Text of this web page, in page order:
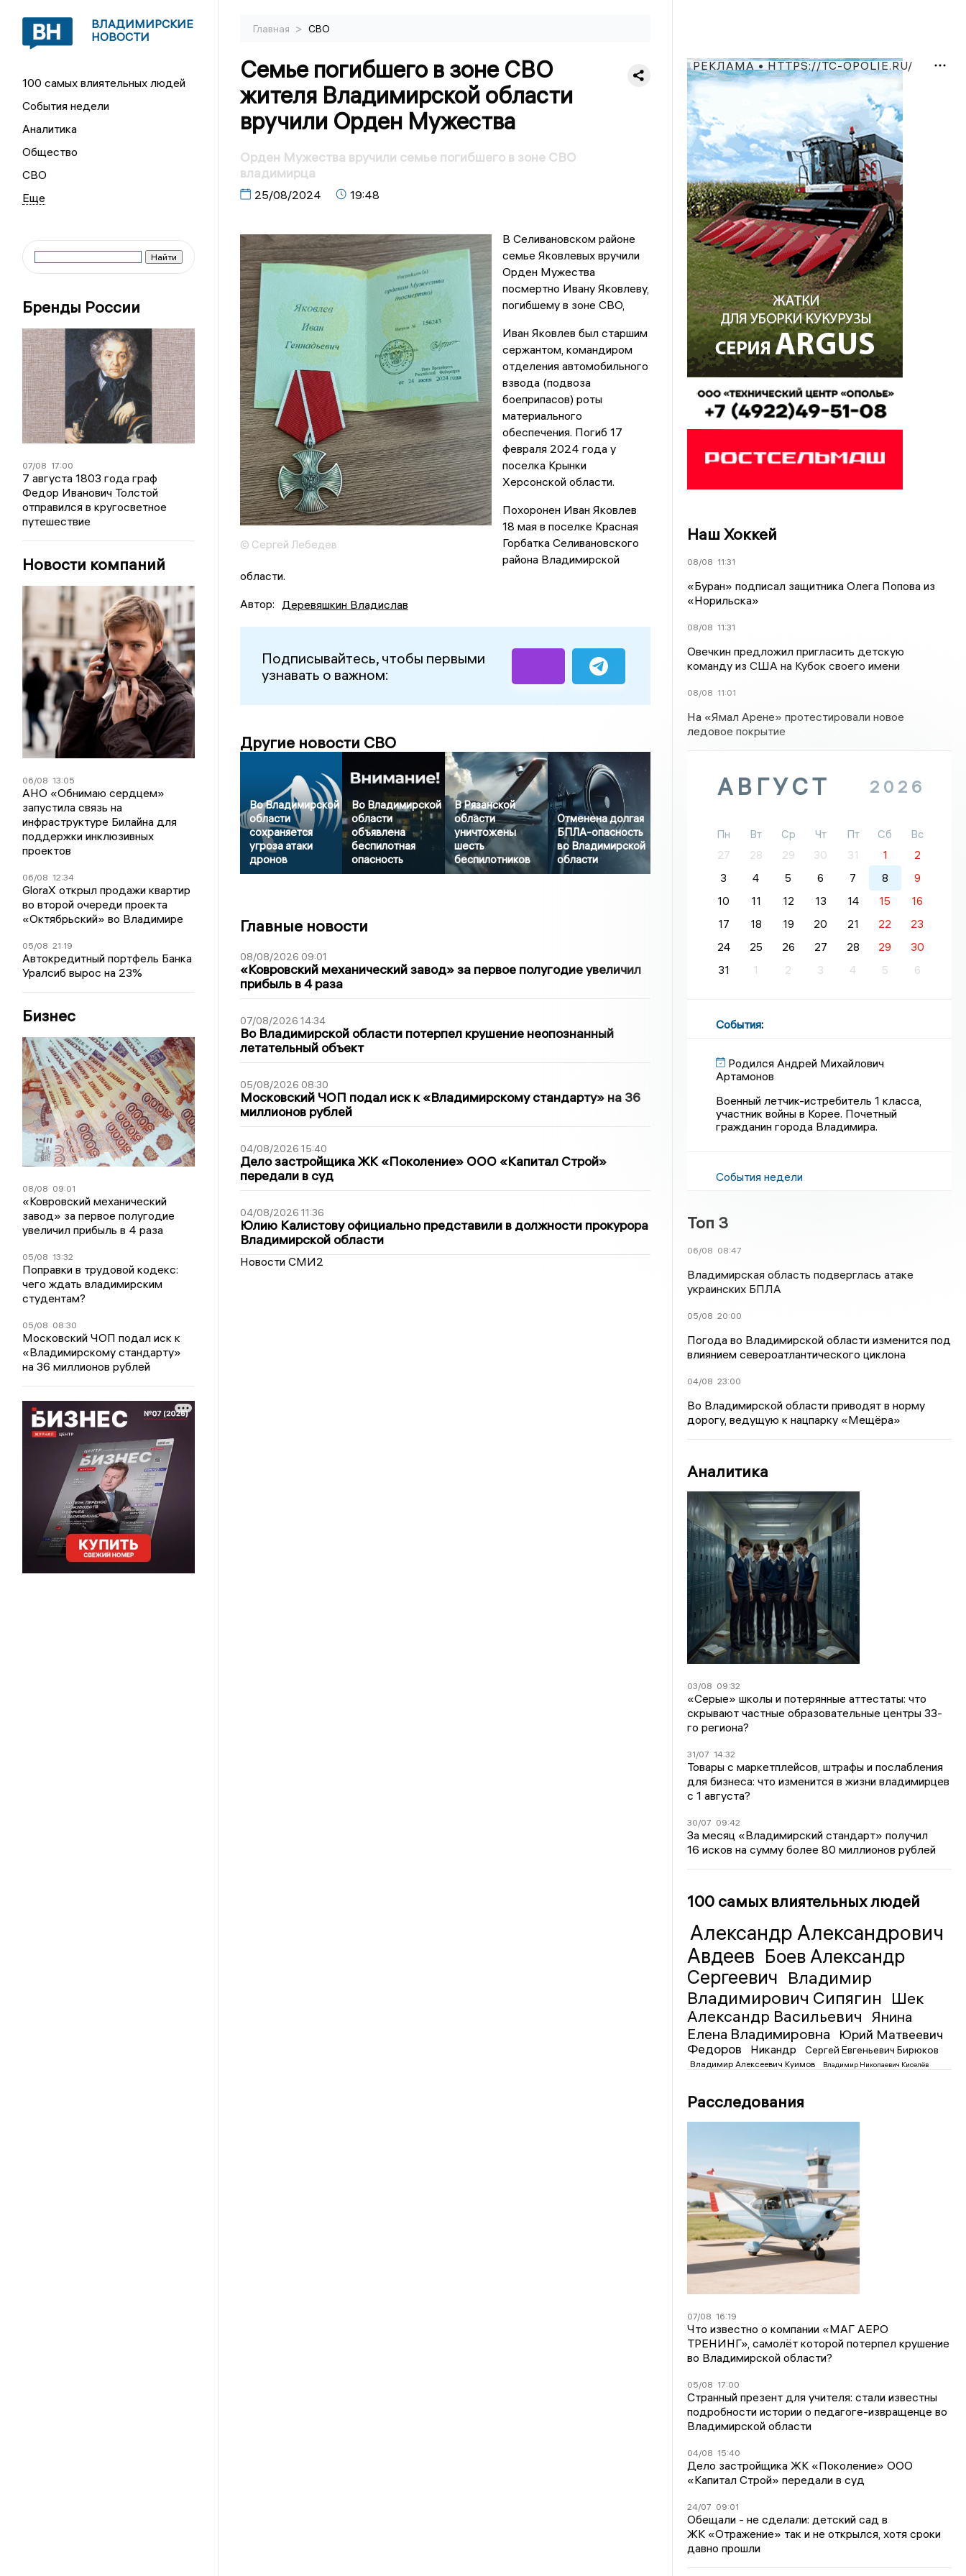
ВЛАДИМИРСКИЕ
НОВОСТИ
100 самых влиятельных людей
События недели
Аналитика
Общество
СВО
Бренды России
07/08 17:00
7 августа 1803 года граф
Федор Иванович Толстой
отправился в кругосветное
путешествие
Новости компаний
06/08 13:05
АНО «Обнимаю сердцем»
запустила связь на
инфраструктуре Билайна для
поддержки инклюзивных
проектов
06/08 12:34
GloraX открыл продажи квартир
во второй очереди проекта
«Октябрьский» во Владимире
05/08 21:19
Автокредитный портфель Банка
Уралсиб вырос на 23%
Бизнес
08/08 09:01
«Ковровский механический
завод» за первое полугодие
увеличил прибыль в 4 раза
05/08 13:32
Поправки в трудовой кодекс:
чего ждать владимирским
студентам?
05/08 08:30
Московский ЧОП подал иск к
«Владимирскому стандарту»
на 36 миллионов рублей
Главная > СВО
Семье погибшего в зоне СВО
жителя Владимирской области
вручили Орден Мужества
Орден Мужества вручили семье погибшего в зоне СВО
владимирца
25/08/2024 19:48
© Сергей Лебедев
В Селивановском районе
семье Яковлевых вручили
Орден Мужества
посмертно Ивану Яковлеву,
погибшему в зоне СВО,
Иван Яковлев был старшим
сержантом, командиром
отделения автомобильного
взвода (подвоза
боеприпасов) роты
материального
обеспечения. Погиб 17
февраля 2024 года у
поселка Крынки
Херсонской области.
Похоронен Иван Яковлев
18 мая в поселке Красная
Горбатка Селивановского
района Владимирской
области.
Автор: Деревяшкин Владислав
Подписывайтесь, чтобы первыми
узнавать о важном:
Другие новости СВО
Во Владимирской
области
сохраняется
угроза атаки
дронов
Во Владимирской
области
объявлена
беспилотная
опасность
В Рязанской
области
уничтожены
шесть
беспилотников
Отменена долгая
БПЛА-опасность
во Владимирской
области
Главные новости
08/08/2026 09:01
«Ковровский механический завод» за первое полугодие увеличил
прибыль в 4 раза
07/08/2026 14:34
Во Владимирской области потерпел крушение неопознанный
летательный объект
05/08/2026 08:30
Московский ЧОП подал иск к «Владимирскому стандарту» на 36
миллионов рублей
04/08/2026 15:40
Дело застройщика ЖК «Поколение» ООО «Капитал Строй»
передали в суд
04/08/2026 11:36
Юлию Калистову официально представили в должности прокурора
Владимирской области
Новости СМИ2
РЕКЛАМА • HTTPS://TC-OPOLIE.RU/
Наш Хоккей
08/08 11:31
«Буран» подписал защитника Олега Попова из
«Норильска»
08/08 11:31
Овечкин предложил пригласить детскую
команду из США на Кубок своего имени
08/08 11:01
На «Ямал Арене» протестировали новое
ледовое покрытие
АВГУСТ 2026
Пн Вт Ср Чт Пт Сб
Вс
27
28 29 30 31 1
2
3
4 5 6 7 8
9
10
11 12 13 14 15
16
17
18 19 20 21 22
23
24
25 26 27 28 29
30
31
1 2 3 4 5 6
События:
Родился Андрей Михайлович
Артамонов
Военный летчик-истребитель 1 класса,
участник войны в Корее. Почетный
гражданин города Владимира.
События недели
Топ 3
06/08 08:47
Владимирская область подверглась атаке
украинских БПЛА
05/08 20:00
Погода во Владимирской области изменится под
влиянием североатлантического циклона
04/08 23:00
Во Владимирской области приводят в норму
дорогу, ведущую к нацпарку «Мещёра»
Аналитика
03/08 09:32
«Серые» школы и потерянные аттестаты: что
скрывают частные образовательные центры 33-
го региона?
31/07 14:32
Товары с маркетплейсов, штрафы и послабления
для бизнеса: что изменится в жизни владимирцев
с 1 августа?
30/07 09:42
За месяц «Владимирский стандарт» получил
16 исков на сумму более 80 миллионов рублей
100 самых влиятельных людей
Александр Александрович
Авдеев Боев Александр
Сергеевич Владимир
Владимирович Сипягин Шек
Александр Васильевич
Янина
Елена Владимировна
Юрий Матвеевич
Федоров
Никандр Сергей Евгеньевич Бирюков
Владимир Алексеевич Куимов Владимир Николаевич Киселёв
Расследования
07/08 16:19
Что известно о компании «МАГ АЕРО
ТРЕНИНГ», самолёт которой потерпел крушение
во Владимирской области?
05/08 17:00
Странный презент для учителя: стали известны
подробности истории о педагоге-извращенце во
Владимирской области
04/08 15:40
Дело застройщика ЖК «Поколение» ООО
«Капитал Строй» передали в суд
24/07 09:01
Обещали - не сделали: детский сад в
ЖК «Отражение» так и не открылся, хотя сроки
давно прошли